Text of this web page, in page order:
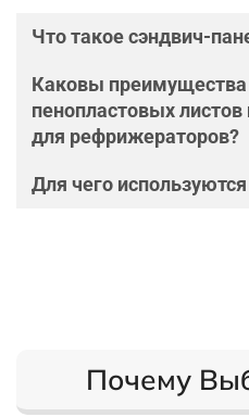
Что такое сэндвич-
Каковы преимущества
пенопластовых листов
для рефрижераторов?
Для чего
Почему